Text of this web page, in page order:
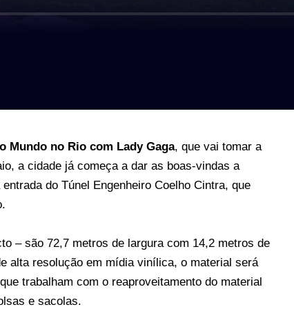
Mundo no Rio com Lady Gaga, que vai tomar a
a cidade já começa a dar as boas-vindas a
do Túnel Engenheiro Coelho Cintra, que
– são 72,7 metros de largura com 14,2 metros de
alta resolução em mídia vinílica, o material será
trabalham com o reaproveitamento do material
e sacolas.